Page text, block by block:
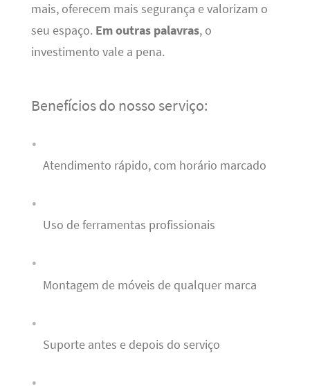
mais, oferecem mais segurança e valorizam o
seu espaço. Em outras palavras, o
investimento vale a pena.
Benefícios do nosso serviço:
Atendimento rápido, com horário marcado
Uso de ferramentas profissionais
Montagem de móveis de qualquer marca
Suporte antes e depois do serviço